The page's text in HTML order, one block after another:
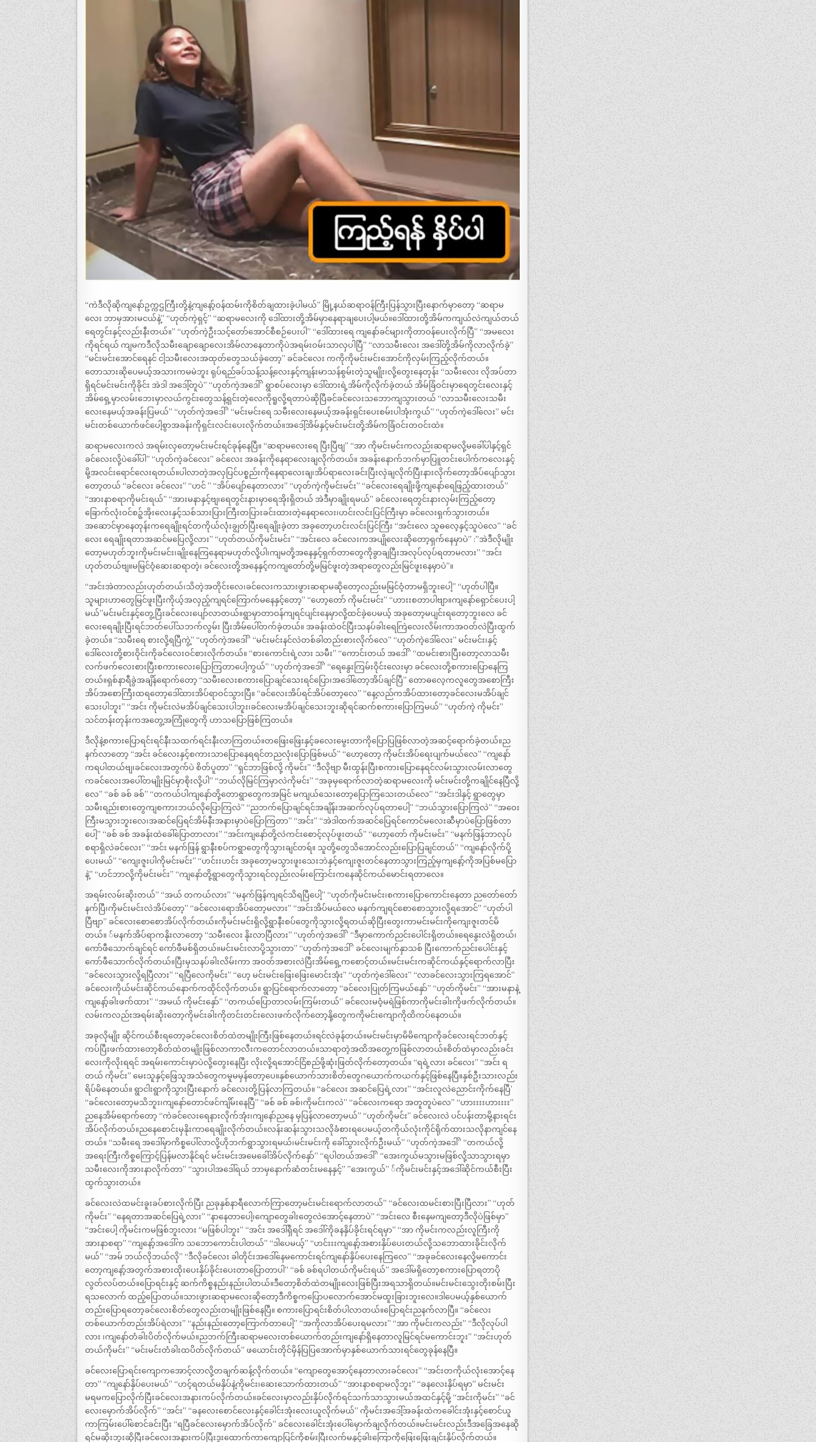
“ကဲဒီလိုဆိုကျနော်ဥက္ကဌကြီးတို့နဲ့ကျနော့်ဝန်ထမ်းကိုစိတ်ချထားခဲ့ပါမယ်” မြို့နယ်ဆရာဝန်ကြီးပြန်သွားပြီးနောက်မှာတော့ “ဆရာမ
လေး ဘာမှအားမငယ်နဲ့” “ဟုတ်ကဲ့ရှင့်” “ဆရာမလေးကို ဒေါ်ထားတို့အိမ်မှာနေရာချပေးပါ့မယ်။ဒေါ်ထားတို့အိမ်ကကျယ်လဲကျယ်တယ်
ရေတွင်းနှင့်လည်းနီးတယ်။” “ဟုတ်ကဲ့ဦးသင့်တော်အောင်စီစဉ်ပေးပါ” “ဒေါ်ထားရေ ကျနော်ခင်များကိုတာဝန်ပေးလိုက်ပြီ” “အမလေး
ကိုရင်ရယ် ကျမကဒီလိုသမီးချောချောလေးအိမ်လာနေတာကိုပဲအရမ်းဝမ်းသာလှပါပြီ” “လာသမီးလေး အဒေါ်တို့အိမ်ကိုလာလိုက်ခဲ့”
“မင်းမင်းအောင်ရေနင် ငါ့သမီးလေးအထုတ်တွေသယ်ခဲ့တော့” ခင်ခင်လေး ကကိုကိုမင်းမင်းအောင်ကိုလှမ်းကြည့်လိုက်တယ်။
တောသားဆိုပေမယ့်အသားကမမဲဘူး ရုပ်ရည်ခပ်သန့်သန့်လေးနှင့်ကျန်းမာသန်စွမ်းတဲ့သူမျိုး၊လို့တွေးနေတုန်း “သမီးလေး လိုအပ်တာ
ရှိရင်မင်းမင်းကိုခိုင်း အဲဒါ အဒေါ့်တူပဲ” “ဟုတ်ကဲ့အဒေါ်” ရွာစပ်လေးမှာ ဒေါ်ထားရဲ့အိမ်ကိုလိုက်ခဲ့တယ် အိမ်ခြံဝင်းမှာရေတွင်းလေးနှင့်
အိမ်ရှေ့မှာလမ်းဘေးမှာလယ်ကွင်းတွေသန့်ရှင်းတဲ့လေကိုရူလို့ရတာပဲဆိုပြီခင်ခင်လေးသဘောကျသွားတယ် “လာသမီးလေးသမီး
လေးနေမယ့်အခန်းပြမယ်” “ဟုတ်ကဲ့အဒေါ်” “မင်းမင်းရေ သမီးလေးနေမယ့်အခန်းရှင်းပေးစမ်းပါအုံးကွယ်” “ဟုတ်ကဲ့ဒေါ်လေး” မင်း
မင်းတစ်ယောက်ဖင်ပေါ့စွာအခန်းကိုရှင်းလင်းပေးလိုက်တယ်။အဒေါ့်အိမ်နှင့်မင်းမင်းတို့အိမ်ကခြံဝင်းတဝင်းထဲ။
ဆရာမလေးကလဲ အရမ်းလှတော့မင်းမင်းရင်ခုန်နေပြီ။ “ဆရာမလေးရေ ပြီးပြီဗျ” “အာ ကိုမင်းမင်းကလည်းဆရာမလို့မခေါ်ပါနှင့်ရှင်
ခင်လေးလို့ပဲခေါ်ပါ” “ဟုတ်ကဲ့ခင်လေး” ခင်လေး အခန်းကိုနေရာလေးချလိုက်တယ်။ အခန်းနောက်ဘက်မှာပြူတင်းပေါက်ကလေးနှင့်
မို့အလင်းရောင်လေးရတယ်။ပါလာတဲ့အလှပြင်ပစ္စည်းကိုနေရာလေးချ၊အိပ်ရာလေးခင်းပြီးလှဲချလိုက်ပြီးနားလိုက်တော့အိပ်ပျော်သွား
တော့တယ် “ခင်လေး ခင်လေး” “ဟင် ” “အိပ်ပျော်နေတာလား” “ဟုတ်ကဲ့ကိုမင်းမင်း” “ခင်လေးရေချိုးဖို့ကျနော်ရေဖြည့်ထားတယ်”
“အားနာစရာကိုမင်းရယ်” “အားမနာနှင့်ဗျ၊ရေတွင်းနားမှာရေအိုးရှိတယ် အဲဒီမှာချိုးရမယ်” ခင်လေးရေတွင်းနားလှမ်းကြည့်တော့
ခြောက်လုံးဝင်စဉ့်အိုးလေးနှင့်သစ်သားပြားကြီးတပြားခင်းထားတဲ့နေရာလေး၊ဟင်းလင်းပြင်ကြီးမှာ ခင်လေးရှက်သွားတယ်။
အဆောင်မှာနေတုန်းကရေချိုးရင်တကိုယ်လုံးချွတ်ပြီးရေချိုးခဲ့တာ အခုတော့ဟင်းလင်းပြင်ကြီး “အင်းလေ သူဓလေ့နှင့်သူပဲလေ” “ခင်
လေး ရေချိုးရတာအဆင်မပြေလို့လား” “ဟုတ်တယ်ကိုမင်းမင်း” “အင်းလေ ခင်လေးကအပျိုလေးဆိုတော့ရှက်နေမှာပဲ” :”အဲဒီလိုမျိုး
တော့မဟုတ်ဘူးကိုမင်းမင်း၊ချိုးနေကြနေရာမဟုတ်လို့ပါ၊ကျမတို့အနေနှင့်ရှက်တာတွေကိုခွာချပြီးအလုပ်လုပ်ရတာမလား” “အင်း
ဟုတ်တယ်ဗျ။မမြင်ဝံ့ဆေးဆရာတဲ့၊ ခင်လေးတို့အနေနှင့်ကကျတော်တို့မမြင်ဖူးတဲ့အရာတွေလည်းမြင်ဖူးနေမှာပဲ”။
“အင်းအဲတာလည်းဟုတ်တယ်၊သိတဲ့အတိုင်းလေ၊ခင်လေးကသားဖွားဆရာမဆိုတော့လည်းမမြင်ဝံ့တာမရှိဘူးပေါ့” “ဟုတ်ပါပြီ။
သူများဟာတွေမြင်ဖူးပြီးကိုယ့်အလှည့်ကျရင်ကြောက်မနေနှင့်တော့” “ဟော့တော် ကိုမင်းမင်း” “ဟားးစတာပါဗျာ။ကျနော်ရှောင်ပေးပါ့
မယ်”မင်းမင်းနှင့်တွေ့ပြီးခင်လေးပျော်လာတယ်။ရွာမှာတာဝန်ကျရင်ပျင်းနေမှာလို့ထင်ခဲ့ပေမယ့် အခုတော့မပျင်းရတော့ဘူးလေ ခင်
လေးရေချိုးပြီးရင်ဘတ်ပေါ်သဘက်လွမ်း ပြီးအိမ်ပေါ်တက်ခဲ့တယ်။ အခန်းထဲဝင်ပြီးသနပ်ခါးရေကြဲလေးလိမ်းကာအဝတ်လဲပြီးထွက်
ခဲ့တယ်။ “သမီးရေ စားလို့ရပြီကွဲ့” “ဟုတ်ကဲ့အဒေါ်” “မင်းမင်းနင်လဲတစ်ခါတည်းစားလိုက်လေ” “ဟုတ်ကဲ့ဒေါ်လေး” မင်းမင်း၊နှင့်
ဒေါ်လေးတို့စားဝိုင်းကိုခင်လေးဝင်စားလိုက်တယ်။ “စားကောင်းရဲ့လား သမီး” “ကောင်းတယ် အဒေါ်” “ထမင်းစားပြီးတော့လာသမီး
လက်ဖက်လေးစားပြီးစကားလေးပြောကြတာပေါ့ကွယ်” “ဟုတ်ကဲ့အဒေါ်” “ရေနွေးကြမ်းဝိုင်းလေးမှာ ခင်လေးတို့စကားပြောနေကြ
တယ်။ရှစ်နာရီခွဲအချိန်ရောက်တော့ “သမီးလေးစကားပြောချင်သေးရင်ပြော၊အဒေါ်တော့အိပ်ချင်ပြီ” တောဓလေ့ကလူတွေအစောကြီး
အိပ်အစောကြီးထရတော့ဒေါ်ထားအိပ်ရာဝင်သွားပြီ။ “ခင်လေးအိပ်ရင်အိပ်တော့လေ” “နေ့လည်ကအိပ်ထားတော့ခင်လေးမအိပ်ချင်
သေးပါဘူး” “အင်း ကိုမင်းလဲမအိပ်ချင်သေးပါဘူး၊ခင်လေးမအိပ်ချင်သေးဘူးဆိုရင်ဆက်စကားပြောကြမယ်” “ဟုတ်ကဲ့ ကိုမင်း”
သင်တန်းတုန်းကအတွေ့အကြုံတွေကို ဟာသပြောဖြစ်ကြတယ်။
ဒီလိုနဲ့စကားပြောရင်းရင်နီးသထက်ရင်းနီးလာကြတယ်။တဖြေးဖြေးနှင့်ခလေးမွေးတာကိုပြောပြဖြစ်လာတဲ့အဆင့်ရောက်ခဲ့တယ်။ည
နက်လာတော့ “အင်း ခင်လေးနှင့်စကားသာပြောနေရရင်တညလုံးပြောဖြစ်မယ်” “ဟော့တော့ ကိုမင်းအိပ်ရေးပျက်မယ်လေ” “ကျနော်
ကရပါတယ်ဗျ၊ခင်လေးအတွက်ပဲ စိတ်ပူတာ” “ရှင်ဘာဖြစ်လို့ ကိုမင်း” “ဒီလိုဗျာ မီးထွန်းပြီးစကားပြောနေရင်လမ်းသွားလမ်းလာတွေ
ကခင်လေးအပေါ်တမျိုးမြင်မှာစိုးလို့ပါ” “ဘယ်လိုမြင်ကြမှာလဲကိုမင်း” “အခုမှရောက်လာတဲ့ဆရာမလေးကို မင်းမင်းတို့ကချိုင်နေပြီလို့
လေ” “ခစ် ခစ် ခစ်” “တကယ်ပါကျနော်တို့တောရွာတွေကအမြင် မကျယ်သေးတော့ပြောကြသေးတယ်လေ” “အင်းဒါနှင့် ရွာတွေမှာ
သမီးရည်းစားတွေကျစကားဘယ်လိုပြောကြလဲ” “ညဘက်ပြောချင်ရင်အချိန်းအဆက်လုပ်ရတာပေါ့” “ဘယ်သွားပြောကြလဲ” “အဝေး
ကြီးမသွားဘူးလေ၊အဆင်ပြေရင်အိမ်နီးအနားမှာပဲပြောကြတာ” “အင်း” “အဲဒါထက်အဆင်ပြေရင်ကောင်မလေးဆီမှာပဲပြောဖြစ်တာ
ပေါ့” “ခစ် ခစ် အခန်းထဲခေါ်ပြောတာလား” “အင်းကျနော်တို့လဲကင်းစောင့်လုပ်ဖူးတယ်” “ဟော့တော် ကိုမင်းမင်း” “မနက်ဖြန်ဘာလုပ်
စရာရှိလဲခင်လေး” “အင်း မနက်ဖြန် ရွာနီးစပ်ကရွာတွေကိုသွားချင်တရ်။ သူတို့တွေသိအောင်လည်းပြောပြချင်တယ်” “ကျနော်လိုက်ပို့
ပေးမယ်” “ကျေးဇူးပါကိုမင်းမင်း” “ဟင်းးဟင်း အခုတော့မသွားဖူးသေးဘဲနှင့်ကျေးဇူးတင်နေတာသွားကြည့်မှကျနော့်ကိုအပြစ်မပြော
နဲ့” “ဟင်ဘာလို့ကိုမင်းမင်း” “ကျနော်တို့ရွာတွေကိုသွားရင်လှည်းလမ်းကြောင်းကနေဆိုင်ကယ်မောင်းရတာလေ။
အရမ်းလမ်းဆိုးတယ်” “အယ် တကယ်လား” “မနက်ဖြန်ကျရင်သိရပြီပေါ့” “ဟုတ်ကိုမင်းမင်း၊စကားပြောကောင်းနေတာ ညတော်တော်
နက်ပြီ၊ကိုမင်းမင်းလဲအိပ်တော့” “ခင်လေးရောအိပ်တော့မလား” “အင်းအိပ်မယ်လေ မနက်ကျရင်စောစောသွားလို့ရအောင်” “ဟုတ်ပါ
ပြီဗျာ” ခင်လေးစောစောအိပ်လိုက်တယ်။ကိုမင်းမင်းရှိလို့ရွာနီးစပ်တွေကိုသွားလို့ရတယ်ဆိုပြီးတွေးကာမင်းမင်းကိုကျေးဇူးတင်မိ
တယ်။ ်မနက်အိပ်ရာကနိုးလာတော့ “သမီးလေး နိုးလာပြီလား” “ဟုတ်ကဲ့အဒေါ်” “ဒီမှာကောက်ညင်းပေါင်းရှိတယ်။ရေနွေးလဲရှိတယ်၊
ကော်ဖီသောက်ချင်ရင် ကော်ဖီမစ်ရှိတယ်။မင်းမင်းလာပို့သွားတာ” “ဟုတ်ကဲ့အဒေါ်” ခင်လေးမျက်နှာသစ် ပြီးကောက်ညင်းပေါင်းနှင့်
ကော်ဖီသောက်လိုက်တယ်။ပြီးမှသနပ်ခါးလိမ်းကာ အဝတ်အစားလဲပြီးအိမ်ရှေ့ကစောင့်တယ်။မင်းမင်းကဆိုင်ကယ်နှင့်ရောက်လာပြီး
“ခင်လေးသွားလို့ရပြီလား” “ရပြီလေကိုမင်း” “ဟေ့ မင်းမင်းဖြေးဖြေးမောင်းအုံး” “ဟုတ်ကဲ့ဒေါ်လေး” “လာခင်လေးသွားကြရအောင်”
ခင်လေးကိုယ်မင်းဆိုင်ကယ်နောက်ကထိုင်လိုက်တယ်။ ရွာပြင်ရောက်လာတော့ “ခင်လေးပြုတ်ကြမယ်နှော်” “ဟုတ်ကိုမင်း” “အားမနာနဲ့
ကျနော့်ခါးဖက်ထား” “အမယ် ကိုမင်းနှော်” “တကယ်ပြောတာလမ်းကြမ်းတယ်” ခင်လေးမဝံ့မရဲဖြစ်ကာကိုမင်းခါးကိုဖက်လိုက်တယ်။
လမ်းကလည်းအရမ်းဆိုးတော့ကိုမင်းခါးကိုတင်းတင်းလေးဖက်လိုက်တော့နို့တွေကကိုမင်းကျောကိုထိကပ်နေတယ်။
အခုလိုမျိုး ဆိုင်ကယ်စီးရတော့ခင်လေးစိတ်ထဲတမျိုးကြီးဖြစ်နေတယ်။ရင်လဲခုန်တယ်။မင်းမင်းမှာမိမိကျောကိုခင်လေးရင်ဘတ်နှင့်
ကပ်ပြီးဖက်ထားတော့စိတ်ထဲတမျိုးဖြစ်လာကာလီးကတောင်လာတယ်။သာရာတဲ့အထိအတွေ့ကဖြစ်လာတယ်။စိတ်ထဲမှာလည်းခင်း
လေးကိုလိုးရရင် အရမ်းကောင်းမှာပဲလို့တွေးနေပြီး လိုးလို့ရအောင်ငြံစည်ဖို့ဆုံးဖြတ်လိုက်တော့တယ်။ “ရရဲ့လား ခင်လေး” “အင်း ရ
တယ် ကိုမင်း” မေးသူနှင့်ဖြေသူအသံတွေကမူမမှန်တော့ပေ။နှစ်ယောက်သားစိတ်တွေဂယောက်ကယက်နှင့်ဖြစ်နေပြီ။နှစ်ဦးသားလည်း
ရိပ်မိနေတယ်။ ရွာငါးရွာကိုသွားပြီးနောက် ခင်လေးတို့ပြန်လာကြတယ်။ “ခင်လေး အဆင်ပြေရဲ့လား” “အင်းလူလဲညောင်းကိုက်နေပြီ’
“ခင်လေးတော့မသိဘူး၊ကျနော်တောင်ဖင်ကျိမ်းနေပြီ” “ခစ် ခစ် ခစ်၊ကိုမင်းကလဲ” “ခင်လေးကရော အတူတူပဲလေ” “ဟားးးးဟားးးး”
ညနေအိမ်ရောက်တော့ “ကဲခင်လေးရေနားလိုက်အုံး၊ကျနော်ညနေ မှပြန်လာတော့မယ်” “ဟုတ်ကိုမင်း” ခင်လေးလဲ ပင်ပန်းတာမို့နားရင်း
အိပ်လိုက်တယ်။ညနေစောင်းမှနိုးကာရေချိုးလိုက်တယ်။လန်းဆန်းသွားသလိုခံစားရပေမယ့်တကိုယ်လုံးကိုင်ရိုက်ထားသလိုနာကျင်နေ
တယ်။ “သမီးရေ အဒေါ်မှာကိစ္စပေါ်လာလို့ဟိုဘက်ရွာသွားရမယ်၊မင်းမင်းကို ခေါ်သွားလိုက်ဦးမယ်” “ဟုတ်ကဲ့အဒေါ်” “တကယ်လို့
အရေးကြီးကိစ္စကြောင့်ပြန်မလာနိုင်ရင် မင်းမင်းအမေခေါ်အိပ်လိုက်နှော်” “ရပါတယ်အဒေါ်” “အေးကွယ်မသွားမဖြစ်လို့သာသွားရမှာ
သမီးလေးကိုအားနာလိုက်တာ” “သွားပါအဒေါ်ရယ် ဘာမှနောက်ဆံတင်းမနေနှင့်” ”အေးကွယ်” ်ကိုမင်းမင်းနှင့်အဒေါ်ဆိုင်ကယ်စီးပြီး
ထွက်သွားတယ်။
ခင်လေးလဲထမင်းခူးခပ်စားလိုက်ပြီး ညခုနှစ်နာရီလောက်ကြာတော့မင်းမင်းရောက်လာတယ်” “ခင်လေးထမင်းစားပြီးပြီလား” “ဟုတ်
ကိုမင်း” “နေရတာအဆင်ပြေရဲ့လား” “နာနေတာပေါ့၊ကျောတွေခါးတွေလဲအောင့်နေတာပဲ” “အင်းလေ စီးနေမကျတော့ဒီလိုပဲဖြစ်မှာ”
“အင်းပေါ့ ကိုမင်းကမဖြစ်ဘူးလား “မဖြစ်ပါဘူး” “အင်း အဒေါ်ရှိရင် အဒေါ်ကိုခနနှိပ်ခိုင်းရင်ရမှာ” “အာ ကိုမင်းကလည်းလူကြီးကို
အားနာစရာ” “ကျနော့်အဒေါ်က သဘောကောင်းပါတယ်” “ဒါပေမယ့်” “ဟင်းးးကျနော့်အစားနှိပ်ပေးတယ်လို့သဘောထားခိုင်းလိုက်
မယ်” “အမ် ဘယ်လိုဘယ်လို” “ဒီလိုခင်လေး ခါတိုင်းအဒေါ်နေမကောင်းရင်ကျနော်နှိပ်ပေးနေကြလေ” “အခုခင်လေးနေလို့မကောင်း
တော့ကျနော့်အတွက်အစားထိုးပေးနှိပ်ခိုင်းပေးတာပြောတာပါ” “ခစ် ခစ်ရပါတယ်ကိုမင်းရယ်” အဒေါ်မရှိတော့စကားပြောရတာပို
လွတ်လပ်တယ်။ပြောရင်းနှင့် ဆက်ကိစ္စနည်းနည်းပါတယ်။ဒီတော့စိတ်ထဲတမျိုးလေးဖြစ်ပြီးအရသာရှိတယ်။မင်းမင်းသွေးတိုးစမ်းပြီး
ရသလောက် ထည့်ပြောတယ်။သားဖွားဆရာမလေးဆိုတော့ဒီကိစ္စကပြောပလောက်အောင်မထူးခြားဘူးလေ။ဒါပေမယ့်နှစ်ယောက်
တည်းပြောရတော့ခင်လေးစိတ်တွေလည်းတမျိုးဖြစ်နေပြီ။ စကားပြောရင်းစိတ်ပါလာတယ်။ပြောရင်းညနက်လာပြီ။ “ခင်လေး
တစ်ယောက်တည်းအိပ်ရဲလား” “နည်းနည်းတော့ကြောက်တာပေါ့” “အကိုလာအိပ်ပေးရမလား” “အာ ကိုမင်းကလည်း” “ဒီလိုလုပ်ပါ
လား ၊ကျနော်တံခါးပိတ်လိုက်မယ်။ညဘက်ကြီးဆရာမလေးတစ်ယောက်တည်းကျနော်ရှိနေတာလူမြင်ရင်မကောင်းဘူး” “အင်းဟုတ်
တယ်ကိုမင်း” “မင်းမင်းတံခါးထပိတ်လိုက်တယ်” ဖယောင်းတိုင်မှိန်ပြပြအောက်မှာနှစ်ယောက်သားရင်တွေခုန်နေပြီ။
ခင်လေးပြောရင်းကျောကအောင့်လာလို့တချက်ဆန့်လိုက်တယ်။ “ကျောတွေအောင့်နေတာလားခင်လေး” “အင်းတကိုယ်လုံးအောင့်နေ
တာ” “ကျနော်နှိပ်ပေးမယ်” “ဟင့်ရတယ်မနှိပ်နဲ့ကိုမင်း၊ဆေးသောက်ထားတယ်” “အားနာစရာမလိုဘူး” “ခနလေးနှိပ်ရမှာ” မင်းမင်း
မရမကပြောလိုက်ပြီးခင်လေးအနားကပ်လိုက်တယ်။ခင်လေးမှာလည်းနှိပ်လိုက်ရင်သက်သာသွားမယ်အထင်နှင့်မို့ “အင်းကိုမင်း” “ခင်
လေးမှောက်အိပ်လိုက်” “အင်း” “ခနလေးစောင်လေးနှင့်ခေါင်းအုံးလေးယူလိုက်မယ်” ကိုမင်းအဒေါ့်အခန်းထဲကခေါင်းအုံးနှင့်စောင်ယူ
ကာကြမ်းပေါ်စောင်ခင်းပြီး “ရပြီခင်လေးမှောက်အိပ်လိုက်” ခင်လေးခေါင်းအုံးပေါ်မှောက်ချလိုက်တယ်။မင်းမင်းလည်းဒီအခြေအနေဆို
ရင်မဆိုးဘူးဆိုပြီးခင်လေးအနားကပ်ပြီးဒူးထောက်ကာကျောပြင်ကိုစမ်းပြီးလက်မနှင့်ခါးကြောကိုဖြေးဖြေးချင်းနှိပ်လိုက်တယ်။